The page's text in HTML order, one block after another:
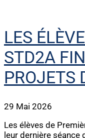
LES
STD2A
PROJETS
29 Mai 2026
Les élèves de
leur dernière séance